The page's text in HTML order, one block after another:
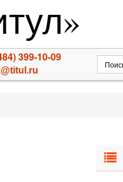
399-10-09